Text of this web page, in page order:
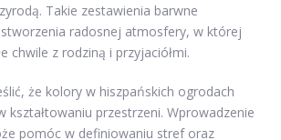
Takie zestawienia barwne
radosnej atmosfery, w której
chwile z rodziną i przyjaciółmi.
że kolory w hiszpańskich ogrodach
kształtowaniu przestrzeni. Wprowadzenie
pomóc w definiowaniu stref oraz